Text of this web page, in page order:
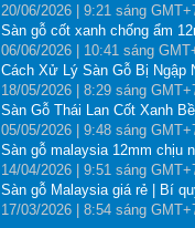
20/06/2026 | 9:21 sáng
Sàn gỗ cốt xanh chống ẩm
06/06/2026 | 10:41 sáng
Cách Xử Lý Sàn Gỗ Bị Ngập
18/05/2026 | 8:29 sáng
Sàn Gỗ Thái Lan Cốt Xanh
05/05/2026 | 9:48 sáng
Sàn gỗ malaysia 12mm chịu
14/04/2026 | 9:51 sáng
Sàn gỗ Malaysia giá rẻ | Bí
17/03/2026 | 8:54 sáng